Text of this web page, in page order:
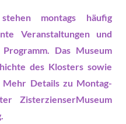
montags häufig
Veranstaltungenund
Das Museum
des Klosters sowie
Mehr Details zu Montag-
ZisterzienserMuseum
.